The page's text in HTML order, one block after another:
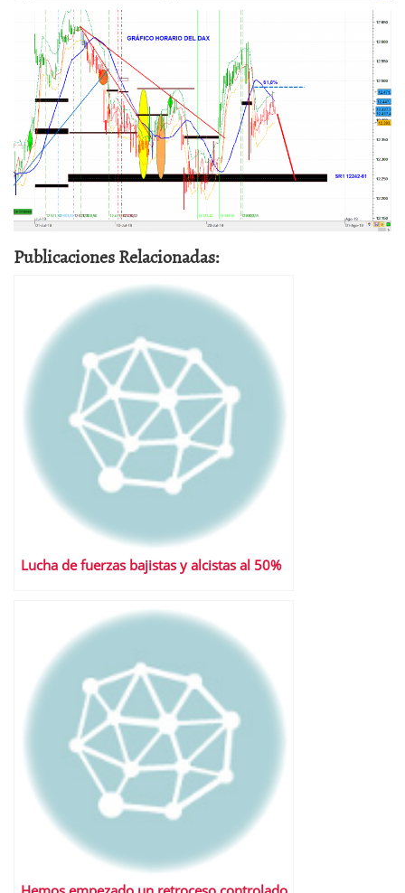
Publicaciones Relacionadas:
Lucha de fuerzas bajistas y alcistas al 50%